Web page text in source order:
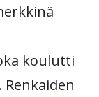
koulutti
Renkaiden